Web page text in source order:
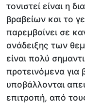
τονιστεί είναι η
βραβείων και το
παρεμβαίνει σε
ανάδειξης των
είναι πολύ
προτεινόμενα για
υποβάλλονται
επιτροπή, από